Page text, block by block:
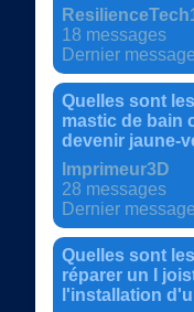
18 messages
Dernier
Quelles sont
mastic de bain
devenir jaune-
Imprimeur3D
28 messages
Dernier
Quelles sont
réparer un I
l'installation